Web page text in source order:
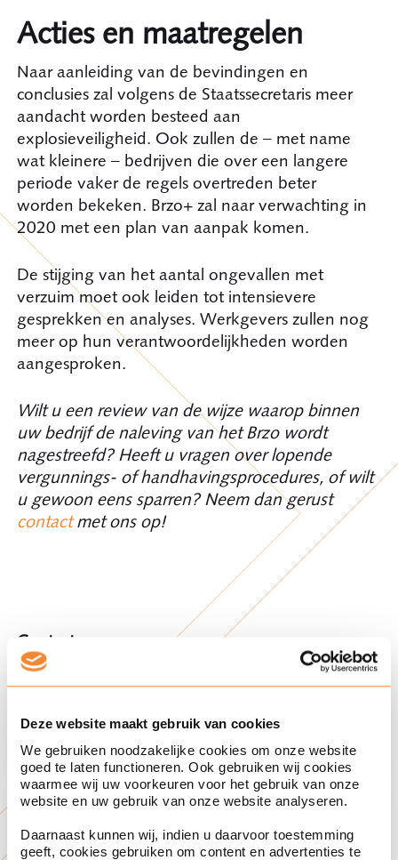
Deze website maakt gebruik van cookies
We gebruiken noodzakelijke cookies om onze website
goed te laten functioneren. Ook gebruiken wij cookies
waarmee wij uw voorkeuren voor het gebruik van onze
website en uw gebruik van onze website analyseren.
Daarnaast kunnen wij, indien u daarvoor toestemming
geeft, cookies gebruiken om content en advertenties te
Acties en maatregelen
Naar aanleiding van de bevindingen en
conclusies zal volgens de Staatssecretaris meer
aandacht worden besteed aan
explosieveiligheid. Ook zullen de – met name
wat kleinere – bedrijven die over een langere
periode vaker de regels overtreden beter
worden bekeken. Brzo+ zal naar verwachting in
2020 met een plan van aanpak komen.
De stijging van het aantal ongevallen met
verzuim moet ook leiden tot intensievere
gesprekken en analyses. Werkgevers zullen nog
meer op hun verantwoordelijkheden worden
aangesproken.
Wilt u een review van de wijze waarop binnen
uw bedrijf de naleving van het Brzo wordt
nagestreefd? Heeft u vragen over lopende
vergunnings- of handhavingsprocedures, of wilt
u gewoon eens sparren? Neem dan gerust
contactmet ons op!
Contact
Advocaat
Rechtsgebied